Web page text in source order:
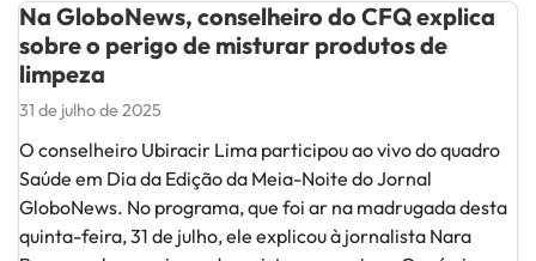
Na GloboNews, conselheiro do CFQ explica
sobre o perigo de misturar produtos de
limpeza
31 de julho de 2025
O conselheiro Ubiracir Lima participou ao vivo do quadro
Saúde em Dia da Edição da Meia-Noite do Jornal
GloboNews. No programa, que foi ar na madrugada desta
quinta-feira, 31 de julho, ele explicou à jornalista Nara